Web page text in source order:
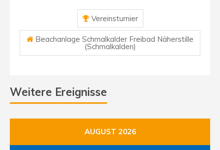
Vereinsturnier
Beachanlage Schmalkalder Freibad Näherstille
(Schmalkalden)
Weitere Ereignisse
AUGUST 2026